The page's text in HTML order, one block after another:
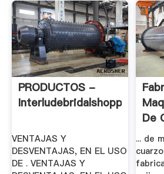
PRODUCTOS -
Interludebridalshoppe
VENTAJAS Y
DESVENTAJAS, EN EL USO
DE . VENTAJAS Y
De
... de